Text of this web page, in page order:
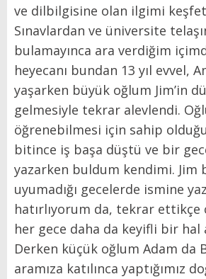
ve dilbilgisine olan ilgimi
Sınavlardan ve üniversite
bulamayınca ara verdiğim
heyecanı bundan 13 yıl evvel,
yaşarken büyük oğlum Jim’in
gelmesiyle tekrar alevlendi.
öğrenebilmesi için sahip
bitince iş başa düştü ve bir
yazarken buldum kendimi. Jim
uyumadığı gecelerde ismine
hatırlıyorum da, tekrar ettikçe
her gece daha da keyifli bir hal
Derken küçük oğlum Adam da
aramıza katılınca yaptığımız